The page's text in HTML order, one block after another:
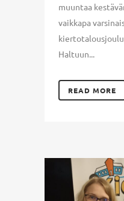
muuntaa
vaikkapa
Haltuun...
READ MORE